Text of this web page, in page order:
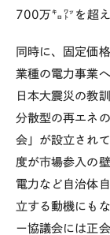
700万㌔㍗を超え
同時に、固定価
業種の電力事業
日本大震災の教
分散型の再エネ
会」が設立され
度が市場参入の
電力など自治体
立する動機にも
ー協議会には正